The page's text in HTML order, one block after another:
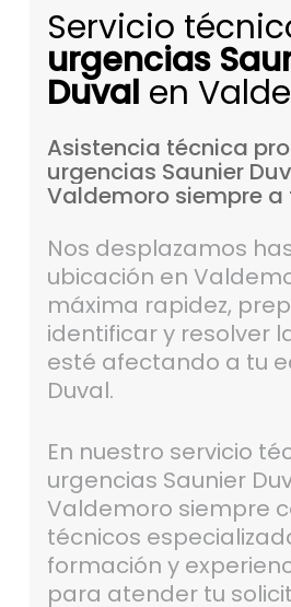
Servicio
urgencias
Duval en
Asistencia técnica
urgencias Saunier
Valdemoro siempre a
Nos desplazamos
ubicación en
máxima rapidez,
identificar y resolver
esté afectando a tu
Duval.
En nuestro servicio
urgencias Saunier
Valdemoro siempre
técnicos
formación y
para atender tu